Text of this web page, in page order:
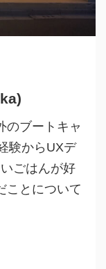
のブートキャ
験からUXデ
ごはんが好
ことについて